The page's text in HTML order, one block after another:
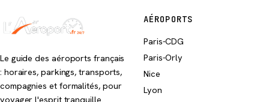
Le guide des aéroports français
: horaires, parkings, transports,
compagnies et formalités, pour
voyager l'esprit tranquille.
AÉROPORTS
Paris-CDG
Paris-Orly
Nice
Lyon